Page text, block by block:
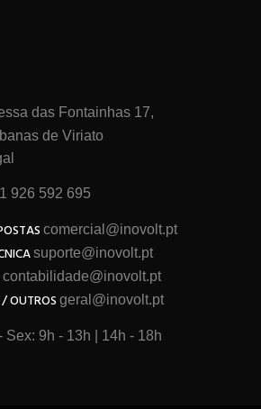
das Fontainhas 17,
de Viriato
926 592 695
comercial@inovolt.pt
suporte@inovolt.pt
contabilidade@inovolt.pt
OUTROS geral@inovolt.pt
Sex: 9h - 13h | 14h - 18h